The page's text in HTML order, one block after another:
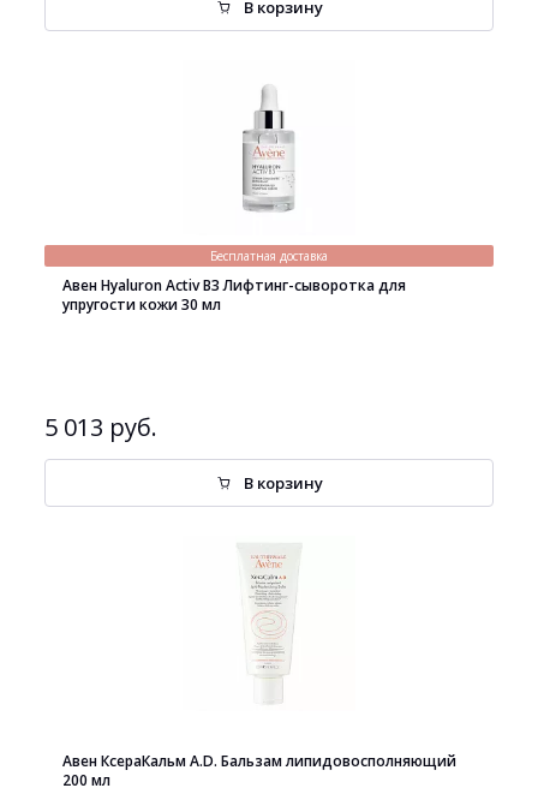
В корзину
Бесплатная доставка
Авен Hyaluron Activ B3 Лифтинг-сыворотка для
упругости кожи 30 мл
5 013 руб.
В корзину
Авен КсераКальм A.D. Бальзам липидовосполняющий
200 мл